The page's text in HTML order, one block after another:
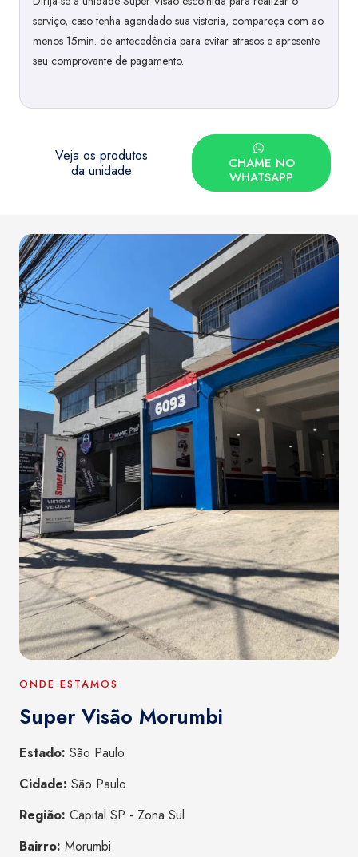
serviço, caso tenha agendado sua vistoria, compareça com ao
menos 15min. de antecedência para evitar atrasos e apresente
seu comprovante de pagamento.
Veja os produtos
da unidade
CHAME NO
WHATSAPP
ONDE ESTAMOS
Super Visão Morumbi
Estado: São Paulo
Cidade: São Paulo
Região: Capital SP - Zona Sul
Bairro: Morumbi